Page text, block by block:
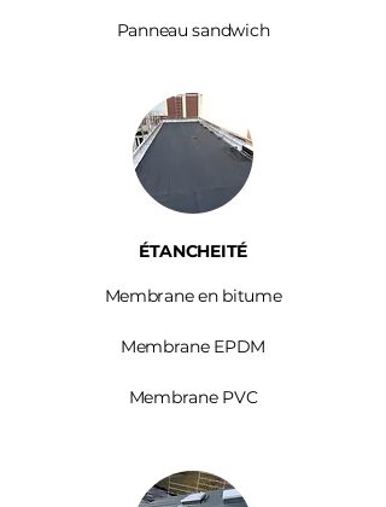
Panneau sandwich
ÉTANCHEITÉ
Membrane en bitume
Membrane EPDM
Membrane PVC